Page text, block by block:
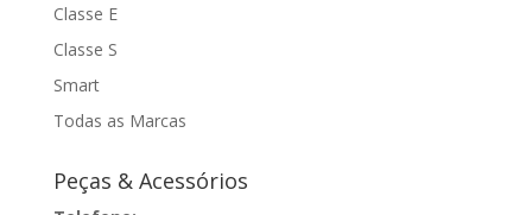
Classe E
Classe S
Smart
Todas as Marcas
Peças & Acessórios